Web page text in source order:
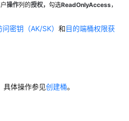
操作列的授权， 勾选ReadOnlyAccess，
密钥（AK/SK） 和目的端桶权限获
具体操作参见创建桶。